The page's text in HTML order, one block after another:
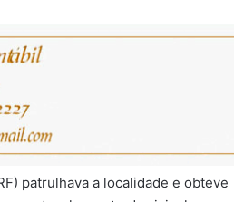
patrulhava a localidade e obteve